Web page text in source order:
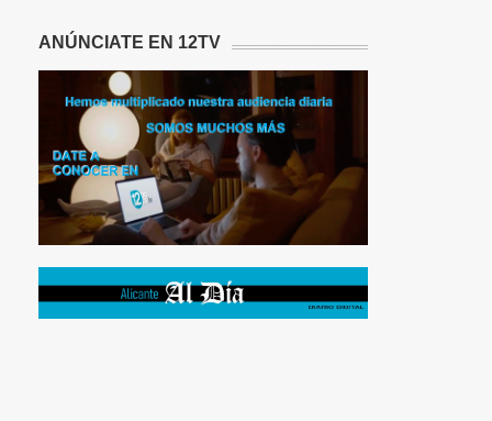
ANÚNCIATE EN 12TV